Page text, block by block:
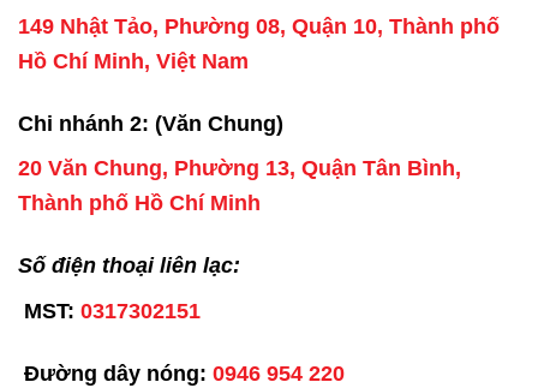
149 Nhật Tảo, Phường 08, Quận 10, Thành phố
Hồ Chí Minh, Việt Nam
Chi nhánh 2: (Văn Chung)
20 Văn Chung, Phường 13, Quận Tân Bình,
Thành phố Hồ Chí Minh
Số điện thoại liên lạc:
MST: 0317302151
Đường dây nóng: 0946 954 220